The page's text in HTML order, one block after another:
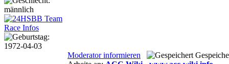
Moderator informieren